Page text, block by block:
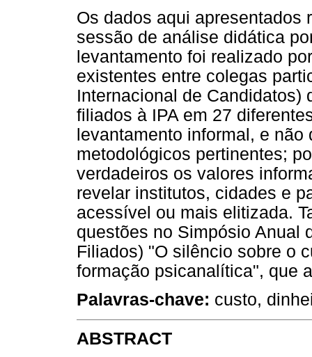
Os dados aqui apresentados
sessão de análise didática
levantamento foi realizado
existentes entre colegas
Internacional de Candidatos)
filiados à IPA em 27
levantamento informal, e
metodológicos pertinentes;
verdadeiros os valores
revelar institutos, cidades e
acessível ou mais elitizada.
questões no Simpósio Anual
Filiados) "O silêncio sobre o
formação psicanalítica", que
Palavras-chave: custo,
ABSTRACT